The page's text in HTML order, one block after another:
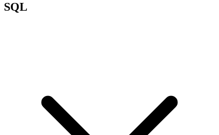
SQL